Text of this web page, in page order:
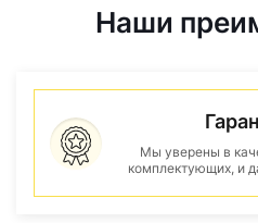
Наши
Мы уверены в
комплектующих, и